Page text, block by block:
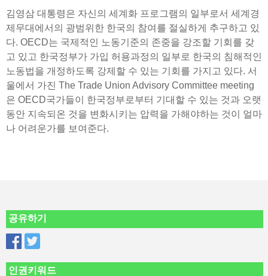
김영삼 대통령은 자신의 세계화 프로그램의 일부로서 세계경
제무대에서의 광범위한 한국의 참여를 절실하게 추구하고 있
다. OECD는 국제적인 노동기준의 존중을 강조할 기회를 갖
고 있고 한국정부가 가입 허용과정의 일부로 한국의 침해적인
노동법을 개정하도록 강제할 수 있는 기회를 가지고 있다. 서
울에서 가진 The Trade Union Advisory Committee meeting
은 OECD국가들이 한국정부로부터 기대할 수 있는 것과 오랫
동안 지속되온 것을 변화시키는 압력을 가해야하는 것이 얼마
나 어려운가를 보여준다.
공유하기
인권키워드